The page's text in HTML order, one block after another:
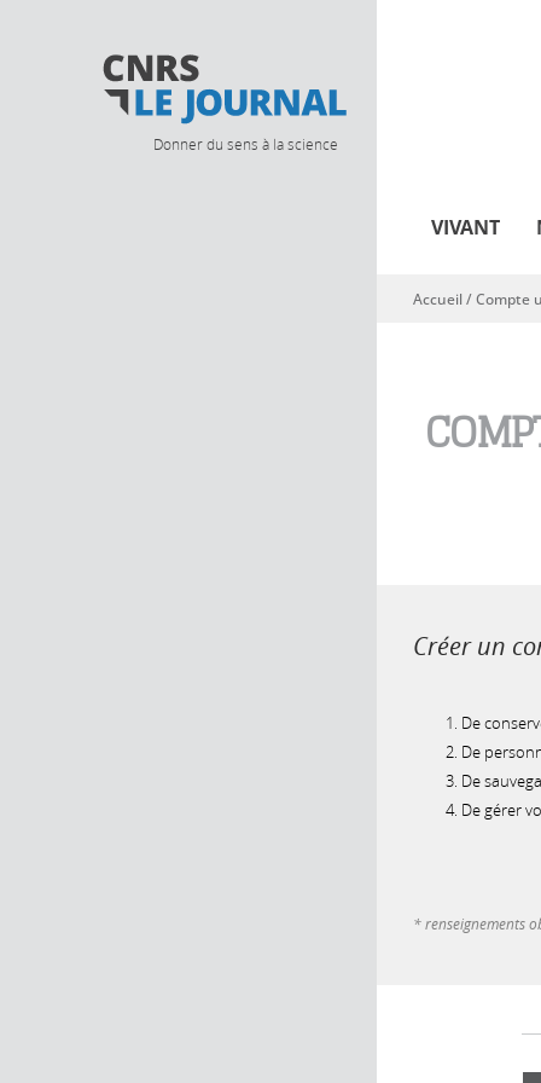
Donner du sens à la science
VIVANT
Vous êtes ici
Accueil/Compte
Créer un
De
De
De
De gérer
* renseignements